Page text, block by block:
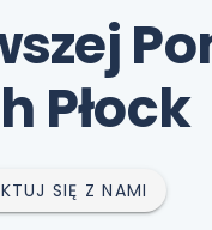
Płock
SIĘ Z NAMI